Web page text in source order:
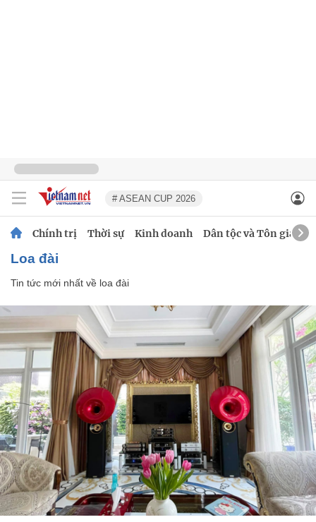
# ASEAN CUP 2026
Chính trị Thời sự Kinh doanh Dân tộc và Tôn giáo
loa đài
Tin tức mới nhất về loa đài